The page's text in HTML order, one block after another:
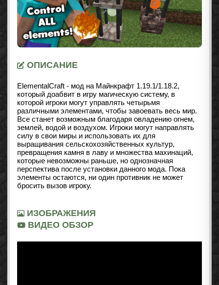
ОПИСАНИЕ
ElementalCraft - мод на Майнкрафт 1.19.1/1.18.2,
который доабвит в игру магическую систему, в
которой игроки могут управлять четырьмя
различными элементами, чтобы завоевать весь мир.
Все станет возможным благодаря овладению огнем,
землей, водой и воздухом. Игроки могут направлять
силу в свои миры и использовать их для
выращивания сельскохозяйственных культур,
превращения камня в лаву и множества махинаций,
которые невозможны раньше, но однозначная
перспектива после установки данного мода. Пока
элементы остаются, ни один противник не может
бросить вызов игроку.
ИЗОБРАЖЕНИЯ
ВИДЕО ОБЗОР